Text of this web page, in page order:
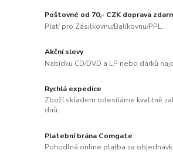
Poštovné od 70,- CZK doprava
Platí pro Zásilkovnu/Balíkovnu/PPL.
Akční slevy
Nabídku CD/DVD a LP nebo dárků
Rychlá expedice
Zboží skladem odesíláme kvalitně
dnů..
Platební brána Comgate
Pohodlná online platba za